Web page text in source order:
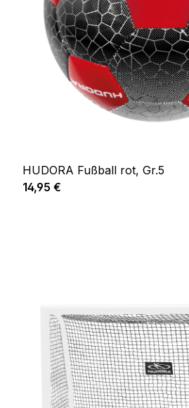
HUDORA Fußball rot, Gr.5
Regulärer Preis:
14,95 €